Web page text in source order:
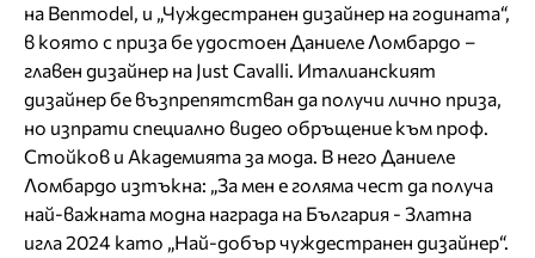
на Benmodel, и „Чуждестранен дизайнер на годината“,
в която с приза бе удостоен Даниеле Ломбардо –
главен дизайнер на Just Cavalli. Италианският
дизайнер бе възпрепятстван да получи лично приза,
но изпрати специално видео обръщение към проф.
Стойков и Академията за мода. В него Даниеле
Ломбардо изтъкна: „За мен е голяма чест да получа
най-важната модна награда на България - Златна
игла 2024 като „Най-добър чуждестранен дизайнер“.